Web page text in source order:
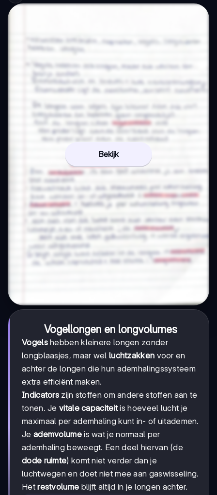
Bekijk
Vogellongen en longvolumes
Vogelshebben kleinere longen zonder
longblaasjes, maar wel luchtzakken voor en
achter de longen die hun ademhalingssysteem
extra efficiënt maken.
Indicators zijn stoffen om andere stoffen aan te
tonen. Je vitale capaciteitis hoeveel lucht je
maximaal per ademhaling kunt in- of uitademen.
Je ademvolumeis wat je normaal per
ademhaling beweegt. Een deel hiervan (de
dode ruimte) komt niet verder dan je
luchtwegen en doet niet mee aan gaswisseling.
Hetrestvolume blijft altijd in je longen achter.